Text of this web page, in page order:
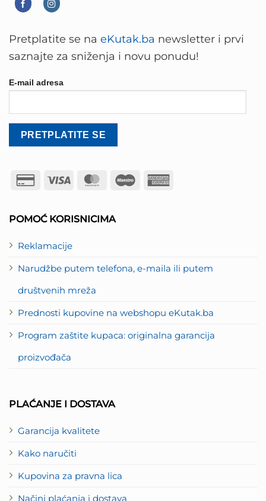
POMOĆ KORISNICIMA
Reklamacije
Narudžbe putem telefona, e-maila ili putem
društvenih mreža
Prednosti kupovine na webshopu eKutak.ba
Program zaštite kupaca: originalna garancija
proizvođača
PLAĆANJE I DOSTAVA
Garancija kvalitete
Kako naručiti
Kupovina za pravna lica
Načini plaćanja i dostava
Pretplatite se na eKutak.ba newsletter i prvi
saznajte za sniženja i novu ponudu!
E-mail adresa
Credit
Visa MasterCard
Maestro